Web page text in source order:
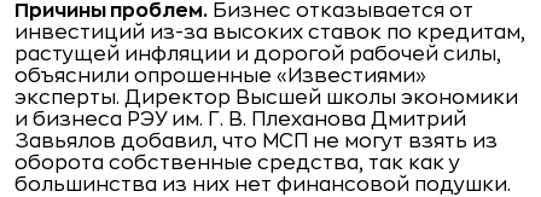
Причины проблем. Бизнес отказывается от
инвестиций из-за высоких ставок по кредитам,
растущей инфляции и дорогой рабочей силы,
объяснили опрошенные «Известиями»
эксперты. Директор Высшей школы экономики
и бизнеса РЭУ им. Г. В. Плеханова Дмитрий
Завьялов добавил, что МСП не могут взять из
оборота собственные средства, так как у
большинства из них нет финансовой подушки.